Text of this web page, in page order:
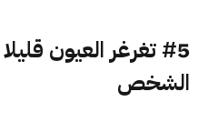
#5 تغرغر العيون
الشخص